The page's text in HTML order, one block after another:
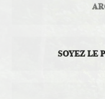
SOYEZ LE